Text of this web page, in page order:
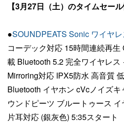
【3月27日（土）のタイムセール
●SOUNDPEATS Sonic ワイヤ
コーデック対応 15時間連続再
載 Bluetooth 5.2 完全ワイヤレ
Mirroring対応 IPX5防水 高音質
Bluetooth イヤホン cVcノイズ
ウンドピーツ ブルートゥース
片耳対応 (銀灰色) 5:35スタート